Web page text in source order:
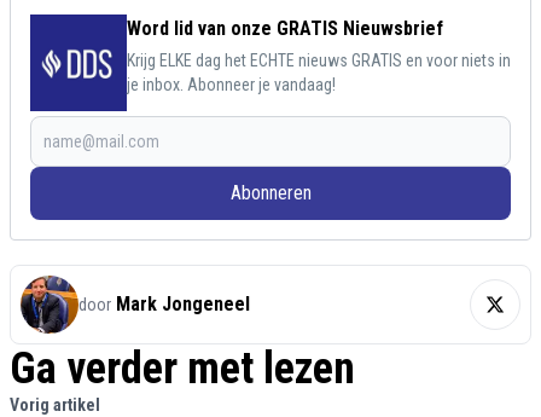
Word lid van onze GRATIS Nieuwsbrief
Krijg ELKE dag het ECHTE nieuws GRATIS en voor niets in
je inbox. Abonneer je vandaag!
Abonneren
door Mark Jongeneel
Ga verder met lezen
Vorig artikel